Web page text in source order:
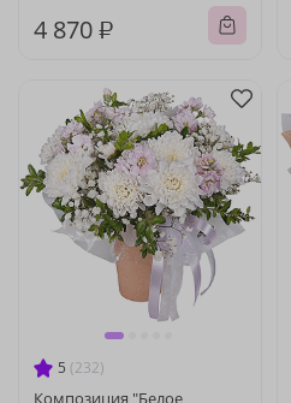
4 870 ₽
5 (232)
Композиция "Белое